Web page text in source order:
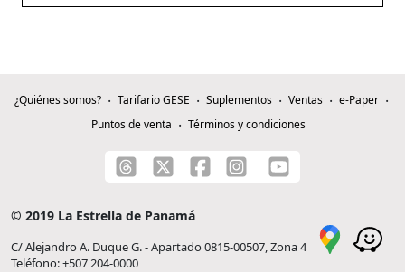
¿Quiénes somos? Tarifario GESE Suplementos Ventas
e-Paper
Puntos de venta
Términos y condiciones
© 2019 La Estrella de Panamá
C/ Alejandro A. Duque G. - Apartado 0815-00507, Zona 4
Teléfono: +507 204-0000